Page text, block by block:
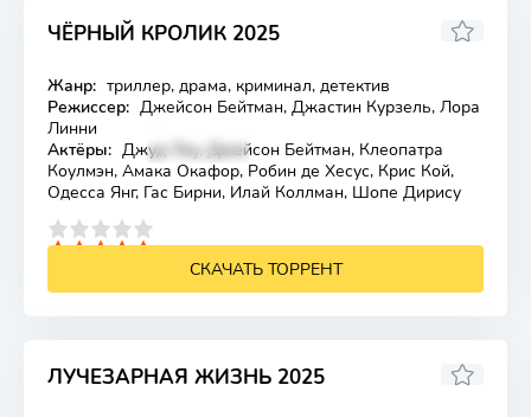
ЧЁРНЫЙ КРОЛИК 2025
Лицензия
7.227 7.3
Жанр: триллер, драма, криминал, детектив
Режиссер: Джейсон Бейтман, Джастин Курзель, Лора
Линни
Актёры: Джуд Лоу, Джейсон Бейтман, Клеопатра
Коулмэн, Амака Окафор, Робин де Хесус, Крис Кой,
Одесса Янг, Гас Бирни, Илай Коллман, Шопе Дирису
СКАЧАТЬ ТОРРЕНТ
ЛУЧЕЗАРНАЯ ЖИЗНЬ 2025
6.4